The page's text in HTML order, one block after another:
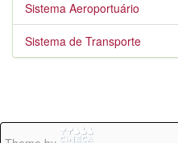
Sistema Aeroportuário
Sistema de Transporte